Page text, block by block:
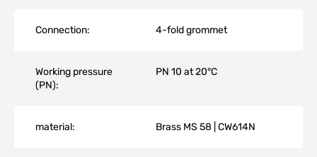
Connection: 4-fold grommet
Working pressure
(PN):
PN 10 at 20°C
material: Brass MS 58 | CW614N